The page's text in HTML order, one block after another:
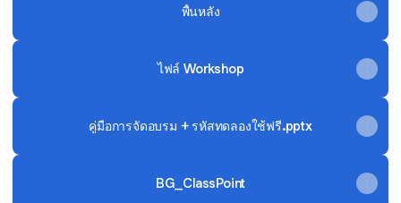
พื้นหลัง
ไฟล์ Workshop
คู่มือการจัดอบรม + รหัสทดลองใช้ฟรี.pptx
BG_ClassPoint